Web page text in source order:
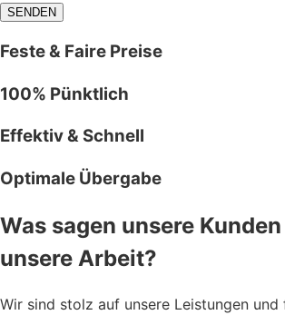
SENDEN
Feste & Faire Preise
100% Pünktlich
Effektiv & Schnell
Optimale Übergabe
Was sagen unsere
unsere Arbeit?
Wir sind stolz auf unsere Leistungen und